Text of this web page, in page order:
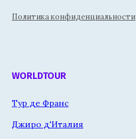
Политика конфиденциальности
WORLDTOUR
Тур де Франс
Джиро д'Италия